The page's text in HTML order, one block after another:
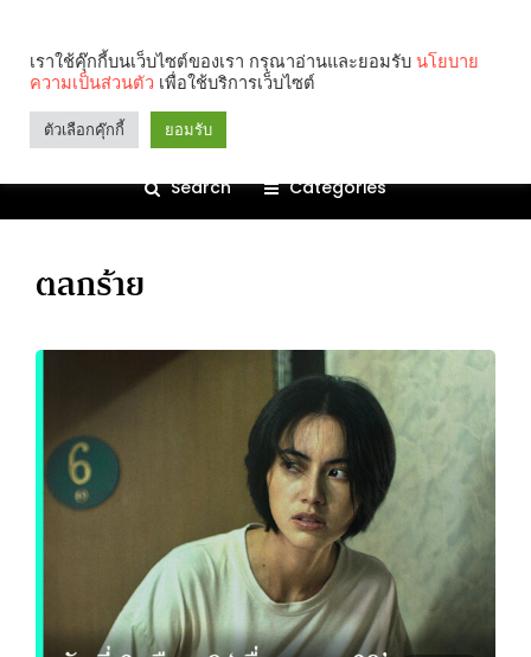
Search Categories
ตลกร้าย
เราใช้คุ๊กกี้บนเว็บไซต์ของเรา กรุณาอ่านและยอมรับ นโยบาย
ความเป็นส่วนตัว เพื่อใช้บริการเว็บไซต์
ตัวเลือกคุ๊กกี้ ยอมรับ